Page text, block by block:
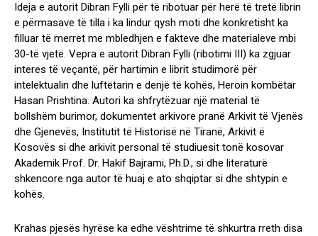
Ideja e autorit Dibran Fylli për të ribotuar për herë të tretë librin
e përmasave të tilla i ka lindur qysh moti dhe konkretisht ka
filluar të merret me mbledhjen e fakteve dhe materialeve mbi
30-të vjetë. Vepra e autorit Dibran Fylli (ribotimi III) ka zgjuar
interes të veçantë, për hartimin e librit studimorë për
intelektualin dhe luftëtarin e denjë të kohës, Heroin kombëtar
Hasan Prishtina. Autori ka shfrytëzuar një material të
bollshëm burimor, dokumentet arkivore pranë Arkivit të Vjenës
dhe Gjenevës, Institutit të Historisë në Tiranë, Arkivit ë
Kosovës si dhe arkivit personal të studiuesit tonë kosovar
Akademik Prof. Dr. Hakif Bajrami, Ph.D., si dhe literaturë
shkencore nga autor të huaj e ato shqiptar si dhe shtypin e
kohës.
Krahas pjesës hyrëse ka edhe vështrime të shkurtra rreth disa